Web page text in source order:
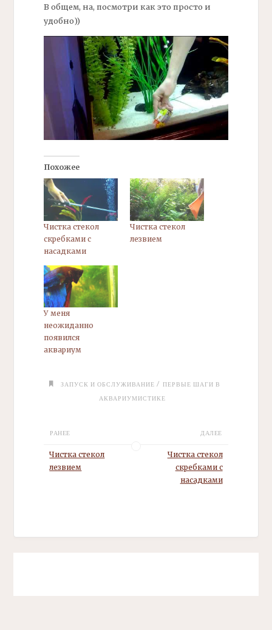
В общем, на, посмотри как это просто и
удобно))
Похожее
Чистка стекол
скребками с
насадками
Чистка стекол
лезвием
У меня
неожиданно
появился
аквариум
ЗАПУСК И ОБСЛУЖИВАНИЕ / ПЕРВЫЕ ШАГИ В
АКВАРИУМИСТИКЕ
РАНЕЕ
Чистка стекол
лезвием
ДАЛЕЕ
Чистка стекол
скребками с
насадками